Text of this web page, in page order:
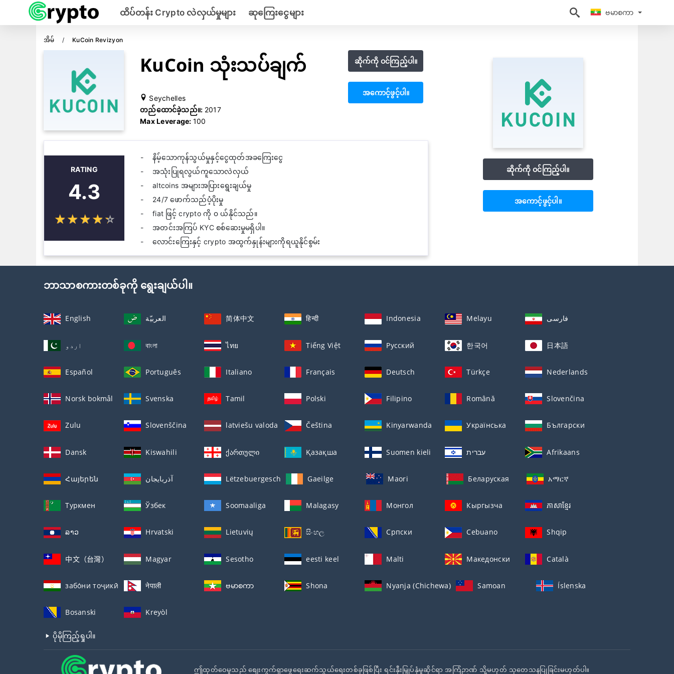
ဗမာစကာ
ထိပ်တန်း Crypto လဲလှယ်မှုများ ဆုကြေးငွေများ ဗမာစကာ
အိမ် KuCoin Revizyon
KuCoin သုံးသပ်ချက်
Seychelles
တည်ထောင်ခဲ့သည်။: 2017
Max Leverage: 100
ဆိုက်ကို ဝင်ကြည့်ပါ။
အကောင့်ဖွင့်ပါ။
RATING
4.3
☆☆☆☆☆
★★★★★
နိမ့်သောကုန်သွယ်မှုနှင့်ငွေထုတ်အခကြေးငွေ
အသုံးပြုရလွယ်ကူသောလဲလှယ်
altcoins အများအပြားရွေးချယ်မှု
24/7 ဖောက်သည်ပံ့ပိုးမှု
fiat ဖြင့် crypto ကို ၀ ယ်နိုင်သည်။
အတင်းအကြပ် KYC စစ်ဆေးမှုမရှိပါ။
လောင်းကြေးနှင့် crypto အထွက်နှုန်းများကိုရယူနိုင်စွမ်း
ဆိုက်ကို ဝင်ကြည့်ပါ။
အကောင့်ဖွင့်ပါ။
ဘာသာစကားတစ်ခုကို ရွေးချယ်ပါ။
English العربيّة 简体中文 हिन्दी Indonesia Melayu فارسی
اردو বাংলা ไทย Tiếng Việt Русский 한국어 日本語
Español Português Italiano Français Deutsch Türkçe Nederlands
Norsk bokmål Svenska Tamil Polski Filipino Română Slovenčina
Zulu Slovenščina latviešu valoda Čeština Kinyarwanda Українська Български
Dansk Kiswahili ქართული Қазақша Suomen kieli עברית Afrikaans
Հայերեն آذربايجان Lëtzebuergesch Gaeilge Maori Беларуская አማርኛ
Туркмен Ўзбек Soomaaliga Malagasy Монгол Кыргызча ភាសាខ្មែរ
ລາວ Hrvatski Lietuvių සිංහල Српски Cebuano Shqip
中文（台灣） Magyar Sesotho eesti keel Malti Македонски Català
забо́ни тоҷикӣ́ नेपाली ဗမာစကာ Shona Nyanja (Chichewa) Samoan Íslenska
Bosanski Kreyòl
ပိုမိုကြည့်ရှုပါ။
ဤထုတ်ဝေမှုသည် စျေးကွက်ရှာဖွေရေးဆက်သွယ်ရေးတစ်ခုဖြစ်ပြီး ရင်းနှီးမြှုပ်နှံမှုဆိုင်ရာ အကြံဉာဏ် သို့မဟုတ် သုတေသနပြုခြင်းမဟုတ်ပါ။